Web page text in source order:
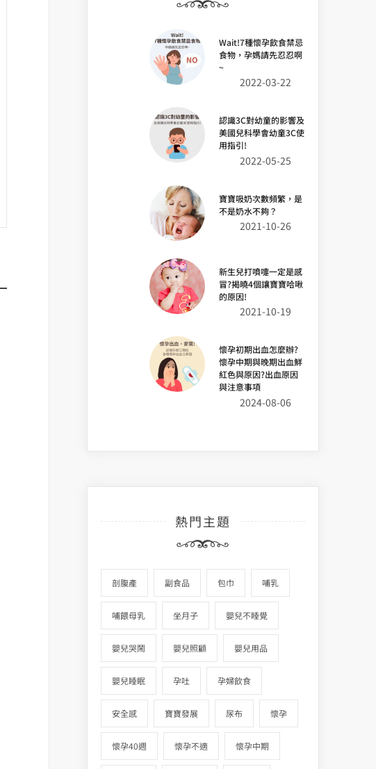
Wait!7種懷孕飲食禁忌
食物，孕媽請先忍忍啊
~
2022-03-22
認識3C對幼童的影響及
美國兒科學會幼童3C使
用指引!
2022-05-25
寶寶吸奶次數頻繁，是
不是奶水不夠？
2021-10-26
新生兒打噴嚏一定是感
冒?揭曉4個讓寶寶哈啾
的原因!
2021-10-19
懷孕初期出血怎麼辦?
懷孕中期與晚期出血鮮
紅色與原因?出血原因
與注意事項
2024-08-06
熱門主題
剖腹產 副食品 包巾 哺乳
哺餵母乳 坐月子 嬰兒不睡覺
嬰兒哭鬧 嬰兒照顧 嬰兒用品
嬰兒睡眠 孕吐 孕婦飲食
安全感 寶寶發展 尿布 懷孕
懷孕40週 懷孕不適 懷孕中期